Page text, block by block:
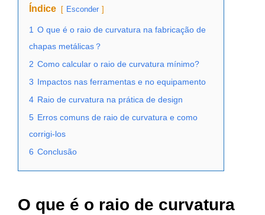
Índice Esconder
1 O que é o raio de curvatura na fabricação de
chapas metálicas？
2 Como calcular o raio de curvatura mínimo?
3 Impactos nas ferramentas e no equipamento
4 Raio de curvatura na prática de design
5 Erros comuns de raio de curvatura e como
corrigi-los
6 Conclusão
O que é o raio de curvatura